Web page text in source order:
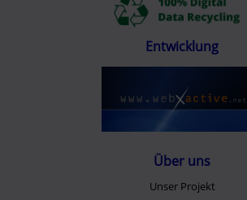
Entwicklung
Über uns
Unser Projekt